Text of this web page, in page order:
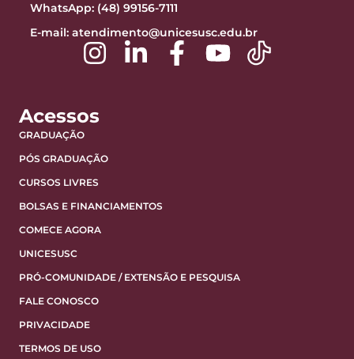
WhatsApp: (48) 99156-7111
E-mail: atendimento@unicesusc.edu.br
Acessos
GRADUAÇÃO
PÓS GRADUAÇÃO
CURSOS LIVRES
BOLSAS E FINANCIAMENTOS
COMECE AGORA
UNICESUSC
PRÓ-COMUNIDADE / EXTENSÃO E PESQUISA
FALE CONOSCO
PRIVACIDADE
TERMOS DE USO